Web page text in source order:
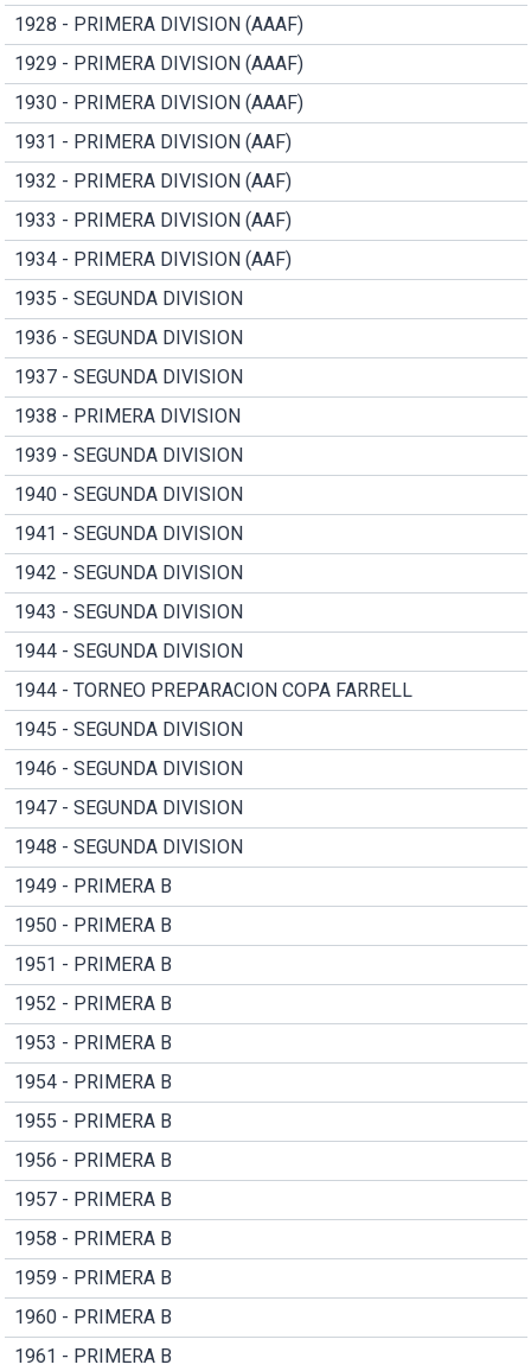
1928 - PRIMERA DIVISION (AAAF)
1929 - PRIMERA DIVISION (AAAF)
1930 - PRIMERA DIVISION (AAAF)
1931 - PRIMERA DIVISION (AAF)
1932 - PRIMERA DIVISION (AAF)
1933 - PRIMERA DIVISION (AAF)
1934 - PRIMERA DIVISION (AAF)
1935 - SEGUNDA DIVISION
1936 - SEGUNDA DIVISION
1937 - SEGUNDA DIVISION
1938 - PRIMERA DIVISION
1939 - SEGUNDA DIVISION
1940 - SEGUNDA DIVISION
1941 - SEGUNDA DIVISION
1942 - SEGUNDA DIVISION
1943 - SEGUNDA DIVISION
1944 - SEGUNDA DIVISION
1944 - TORNEO PREPARACION COPA FARRELL
1945 - SEGUNDA DIVISION
1946 - SEGUNDA DIVISION
1947 - SEGUNDA DIVISION
1948 - SEGUNDA DIVISION
1949 - PRIMERA B
1950 - PRIMERA B
1951 - PRIMERA B
1952 - PRIMERA B
1953 - PRIMERA B
1954 - PRIMERA B
1955 - PRIMERA B
1956 - PRIMERA B
1957 - PRIMERA B
1958 - PRIMERA B
1959 - PRIMERA B
1960 - PRIMERA B
1961 - PRIMERA B